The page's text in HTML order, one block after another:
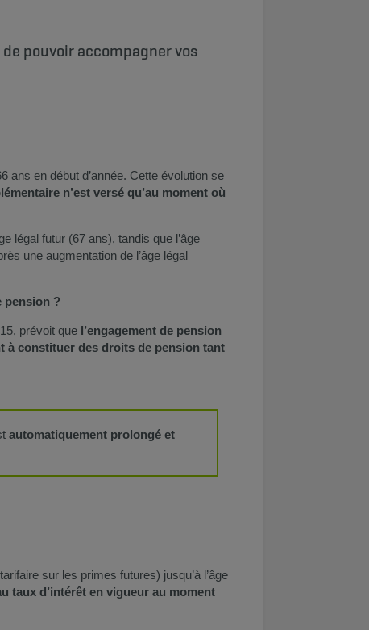
pouvoir accompagner vos
ans en début d’année. Cette évolution se
n’est versé qu’au moment où
légal futur (67 ans), tandis que l’âge
une augmentation de l’âge légal
pension ?
prévoit que l’engagement de pension
à constituer des droits de pension tant
automatiquement prolongé et
sur les primes futures) jusqu’à l’âge
taux d’intérêt en vigueur au moment